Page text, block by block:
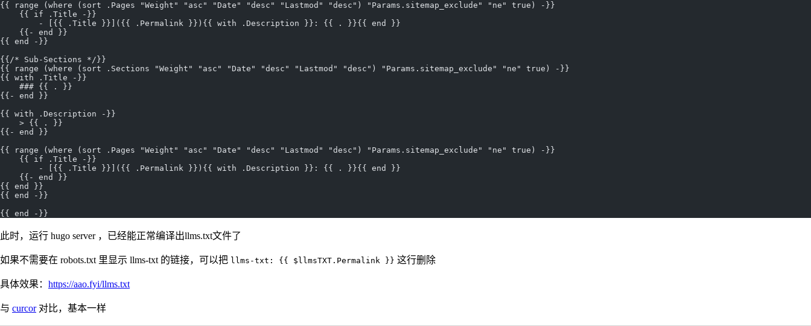
{{ range (where (sort .Pages "Weight" "asc" "Date" "desc" "Lastmod" "desc") "Params.sitemap_exclude" "ne" true) -}}
    {{ if .Title -}}
        - [{{ .Title }}]({{ .Permalink }}){{ with .Description }}: {{ . }}{{ end }}
    {{- end }}
{{ end -}}
{{/* Sub-Sections */}}
{{ range (where (sort .Sections "Weight" "asc" "Date" "desc" "Lastmod" "desc") "Params.sitemap_exclude" "ne" true) -}}
{{ with .Title -}}
    ### {{ . }}
{{- end }}
{{ with .Description -}}
    > {{ . }}
{{- end }}
{{ range (where (sort .Pages "Weight" "asc" "Date" "desc" "Lastmod" "desc") "Params.sitemap_exclude" "ne" true) -}}
    {{ if .Title -}}
        - [{{ .Title }}]({{ .Permalink }}){{ with .Description }}: {{ . }}{{ end }}
    {{- end }}
{{ end }}
{{ end -}}
{{ end -}}
此时，运行 hugo server ，已经能正常编译出llms.txt文件了
如果不需要在 robots.txt 里显示 llms-txt 的链接，可以把 llms-txt: {{ $llmsTXT.Permalink }} 这行删除
具体效果： https://aao.fyi/llms.txt
与 curcor对比，基本一样